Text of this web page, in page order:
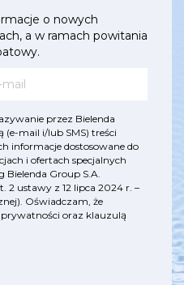
o nowych
a w ramach powitania
przez Bielenda
(e-mail i/lub SMS) treści
informacje dostosowane do
i ofertach specjalnych
Bielenda Group S.A.
2 ustawy z 12 lipca 2024 r. –
Oświadczam, że
oraz klauzulą